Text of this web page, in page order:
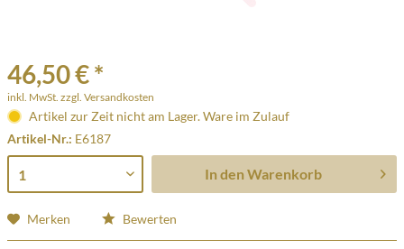
46,50 € *
inkl. MwSt. zzgl. Versandkosten
Artikel zur Zeit nicht am Lager. Ware im Zulauf
Artikel-Nr.: E6187
In den Warenkorb
Merken Bewerten